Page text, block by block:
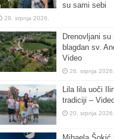
su sami sebi
28. srpnja 2026.
Drenovljani su
blagdan sv.
Video
26. srpnja 2026.
Lila lila uoči
tradiciji –
20. srpnja 2026.